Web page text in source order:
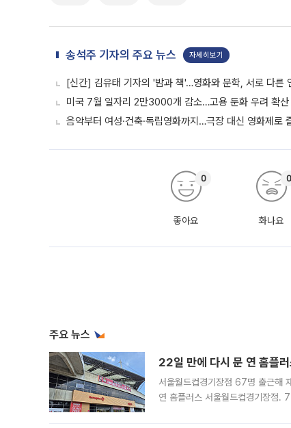
송석주 기자의 주요 뉴스 자세히보기
[신간] 김유태 기자의 '밤과 책'…영화와 문학, 서로 다른
미국 7월 일자리 2만3000개 감소…고용 둔화 우려 확산
음악부터 여성·건축·독립영화까지…극장 대신 영화제로
좋아요
0
화나요
0
주요 뉴스
22일 만에 다시 문 연 홈플
서울월드컵경기장점 67명 출근해
연 홈플러스 서울월드컵경기장점.